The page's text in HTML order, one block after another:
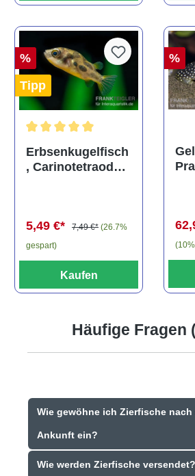
%
Tipp
Durchschnittliche Bewertung von 5
Erbsenkugelfisch
, Carinotetraodon
5,49 €* 7,49 €* (26.7%
gespart)
Kaufen
%
Häufige Fragen
Wie gewöhne ich Zierfische nach
Ankunft ein?
Wie werden Zierfische versendet?